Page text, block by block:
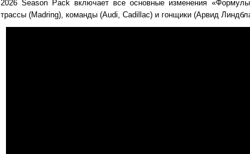
2026 Season Pack включает все основные изменения
трассы (Madring), команды (Audi, Cadillac) и гонщики (Арвид